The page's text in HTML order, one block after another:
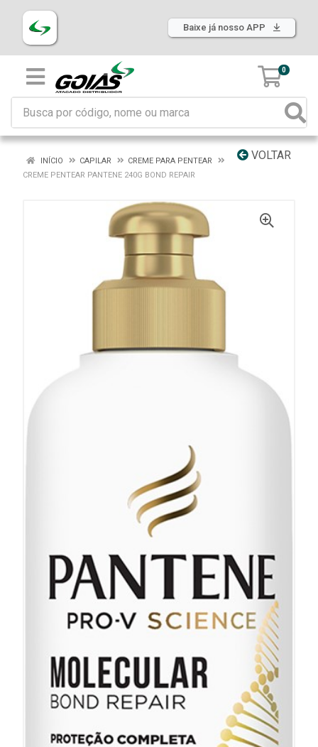
Baixe já nosso APP
0
VOLTAR
INÍCIO CAPILAR
CREME PARA PENTEAR
CREME PENTEAR PANTENE 240G BOND REPAIR